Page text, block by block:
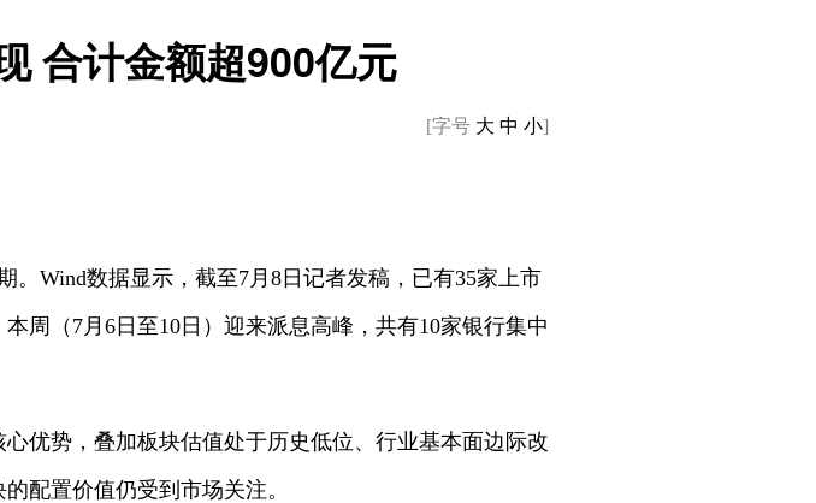
合计金额超900亿元
[字号 大 中 小]
。Wind数据显示，截至7月8日记者发稿，已有35家上市
周（7月6日至10日）迎来派息高峰，共有10家银行集中
优势，叠加板块估值处于历史低位、行业基本面边际改
配置价值仍受到市场关注。